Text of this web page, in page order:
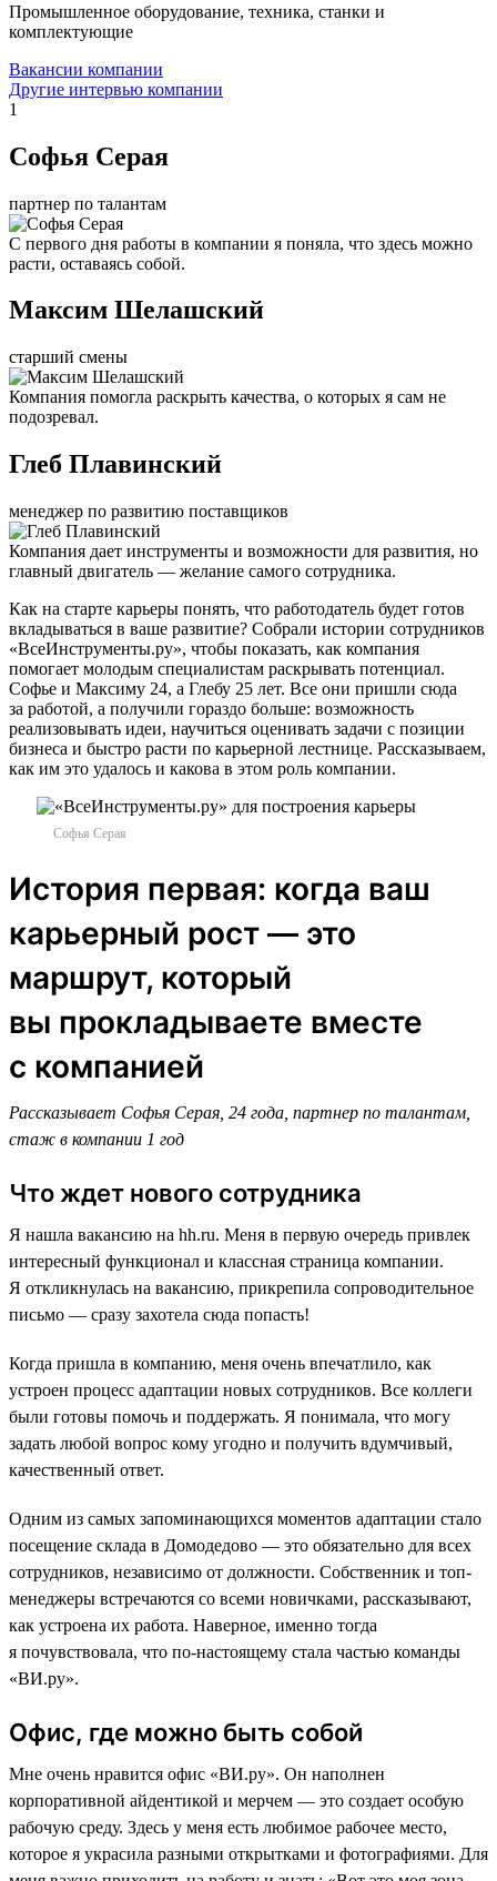
Промышленное оборудование, техника, станки и
комплектующие
Вакансии компании
Другие интервью компании
1
Софья Серая
партнер по талантам
С первого дня работы в компании я поняла, что здесь можно
расти, оставаясь собой.
Максим Шелашский
старший смены
Компания помогла раскрыть качества, о которых я сам не
подозревал.
Глеб Плавинский
менеджер по развитию поставщиков
Компания дает инструменты и возможности для развития, но
главный двигатель — желание самого сотрудника.
Как на старте карьеры понять, что работодатель будет готов
вкладываться в ваше развитие? Собрали истории сотрудников
«ВсеИнструменты.ру», чтобы показать, как компания
помогает молодым специалистам раскрывать потенциал.
Софье и Максиму 24, а Глебу 25 лет. Все они пришли сюда
за работой, а получили гораздо больше: возможность
реализовывать идеи, научиться оценивать задачи с позиции
бизнеса и быстро расти по карьерной лестнице. Рассказываем,
как им это удалось и какова в этом роль компании.
Софья Серая
История первая: когда ваш
карьерный рост — это
маршрут, который
вы прокладываете вместе
с компанией
Рассказывает Софья Серая, 24 года, партнер по талантам,
стаж в компании 1 год
Что ждет нового сотрудника
Я нашла вакансию на hh.ru. Меня в первую очередь привлек
интересный функционал и классная страница компании.
Я откликнулась на вакансию, прикрепила сопроводительное
письмо — сразу захотела сюда попасть!
Когда пришла в компанию, меня очень впечатлило, как
устроен процесс адаптации новых сотрудников. Все коллеги
были готовы помочь и поддержать. Я понимала, что могу
задать любой вопрос кому угодно и получить вдумчивый,
качественный ответ.
Одним из самых запоминающихся моментов адаптации стало
посещение склада в Домодедово — это обязательно для всех
сотрудников, независимо от должности. Собственник и топ-
менеджеры встречаются со всеми новичками, рассказывают,
как устроена их работа. Наверное, именно тогда
я почувствовала, что по-настоящему стала частью команды
«ВИ.ру».
Офис, где можно быть собой
Мне очень нравится офис «ВИ.ру». Он наполнен
корпоративной айдентикой и мерчем — это создает особую
рабочую среду. Здесь у меня есть любимое рабочее место,
которое я украсила разными открытками и фотографиями. Для